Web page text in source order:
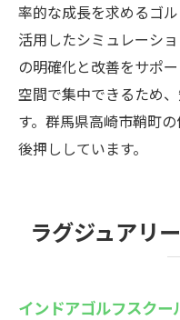
率的な成長を求めるゴ
活用したシミュレーシ
の明確化と改善をサポ
空間で集中できるため
す。群馬県高崎市鞘町
後押ししています。
ラグジュアリ
インドアゴルフスク